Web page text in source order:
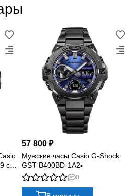
с
57 800 ₽
Мужские часы Casio G-Shock
GST-B400BD-1A2▪
0